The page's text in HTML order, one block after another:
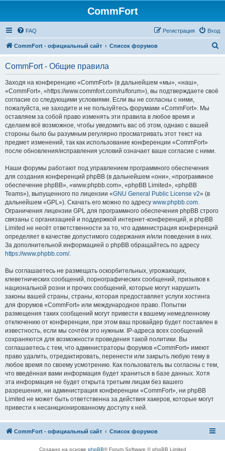
CommFort
FAQ Вход
Регистрация
CommFort - официальный сайт Список форумов
CommFort - Общие правила
Заходя на конференцию «CommFort» (в дальнейшем «мы», «наш»,
«CommFort», «https://www.commfort.com/ru/forum»), вы подтверждаете своё
согласие со следующими условиями. Если вы не согласны с ними,
пожалуйста, не заходите и не пользуйтесь форумами «CommFort». Мы
оставляем за собой право изменять эти правила в любое время и
сделаем всё возможное, чтобы уведомить вас об этом, однако с вашей
стороны было бы разумным регулярно просматривать этот текст на
предмет изменений, так как использование конференции «CommFort»
после обновления/исправления условий означает ваше согласие с ними.
Наши форумы работают под управлением программного обеспечения
для создания конференций phpBB (в дальнейшем «они», «программное
обеспечение phpBB», «www.phpbb.com», «phpBB Limited», «phpBB
Teams»), выпущенного по лицензии «GNU General Public License v2» (в
дальнейшем «GPL»). Скачать его можно по адресу www.phpbb.com.
Ограничения лицензии GPL для программного обеспечения phpBB строго
связаны с организацией и поддержкой интернет-конференций, и phpBB
Limited не несёт ответственности за то, что администрация конференций
определяет в качестве допустимого содержания и/или поведения в них.
За дополнительной информацией о phpBB обращайтесь по адресу
https://www.phpbb.com/.
Вы соглашаетесь не размещать оскорбительных, угрожающих,
клеветнических сообщений, порнографических сообщений, призывов к
национальной розни и прочих сообщений, которые могут нарушить
законы вашей страны, страны, которая предоставляет услуги хостинга
для форумов «CommFort» или международное право. Попытки
размещения таких сообщений могут привести к вашему немедленному
отключению от конференции, при этом ваш провайдер будет поставлен в
известность, если мы сочтём это нужным. IP-адреса всех сообщений
сохраняются для возможности проведения такой политики. Вы
соглашаетесь с тем, что администраторы форумов «CommFort» имеют
право удалить, отредактировать, перенести или закрыть любую тему в
любое время по своему усмотрению. Как пользователь вы согласны с тем,
что введённая вами информация будет храниться в базе данных. Хотя
эта информация не будет открыта третьим лицам без вашего
разрешения, ни администрация конференции «CommFort», ни phpBB
Limited не может быть ответственна за действия хакеров, которые могут
привести к несанкционированному доступу к ней.
CommFort - официальный сайт Список форумов
Создано на основе phpBB® Forum Software © phpBB Limited